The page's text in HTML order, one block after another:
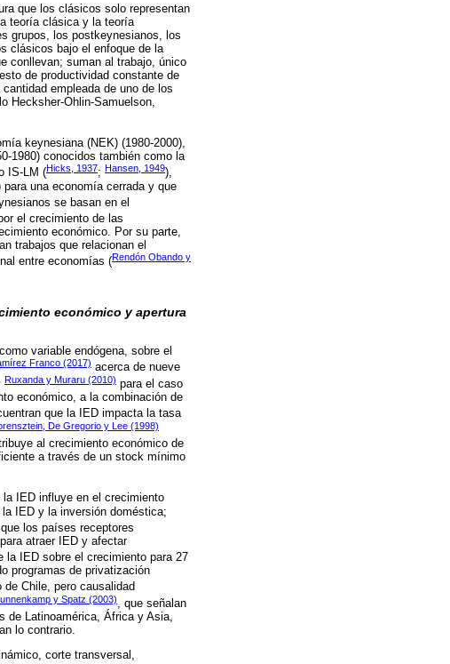
que los clásicos solo representan
teoría clásica y la teoría
grupos, los postkeynesianos, los
clásicos bajo el enfoque de la
conllevan; suman al trabajo, único
de productividad constante de
empleada de uno de los
Hecksher-Ohlin-Samuelson,
keynesiana (NEK) (1980-2000),
1980) conocidos también como la
IS-LM (Hicks, 1937; Hansen, 1949),
una economía cerrada y que
se basan en el
el crecimiento de las
económico. Por su parte,
trabajos que relacionan el
entre economías (Rendón Obando y
económico y apertura
variable endógena, sobre el
Franco (2017) acerca de nueve
Ruxanda y Muraru (2010) para el caso
económico, a la combinación de
que la IED impacta la tasa
De Gregorio y Lee (1998)
al crecimiento económico de
a través de un stock mínimo
IED influye en el crecimiento
IED y la inversión doméstica;
los países receptores
atraer IED y afectar
la IED sobre el crecimiento para 27
programas de privatización
Chile, pero causalidad
y Spatz (2003), que señalan
de Latinoamérica, África y Asia,
lo contrario.
corte transversal,